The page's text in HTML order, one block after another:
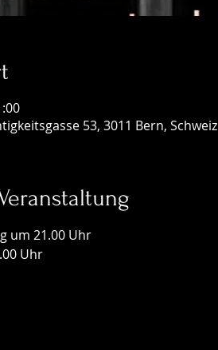
53, 3011 Bern, Schweiz
um 21.00 Uhr
Uhr